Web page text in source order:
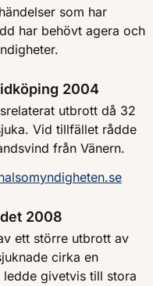
som har
har behövt agera och
2004
utbrott då 32
Vid tillfället rådde
från Vänern.
2008
ett större utbrott av
cirka en
givetvis till stora